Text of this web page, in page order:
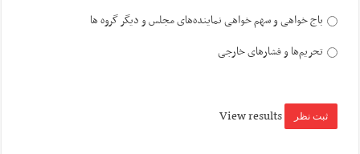
باج خواهی و سهم خواهی نماینده‌های مجلس و دیگر گروه ها
تحریم‌ها و فشارهای خارجی
View results